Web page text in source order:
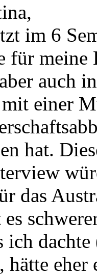
im 6
für meine
auch
einer
hat.
das
ich dachte
hätte eher